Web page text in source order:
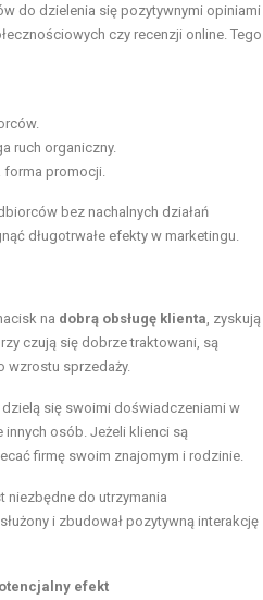
do dzielenia się pozytywnymi opiniami
czy recenzji online. Tego
ruch organiczny.
forma promocji.
bez nachalnych działań
długotrwałe efekty w marketingu.
na dobrą obsługę klienta , zyskują
czują się dobrze traktowani, są
wzrostu sprzedaży.
się swoimi doświadczeniami w
osób. Jeżeli klienci są
firmę swoim znajomym i rodzinie.
niezbędne do utrzymania
i zbudował pozytywną interakcję
efekt